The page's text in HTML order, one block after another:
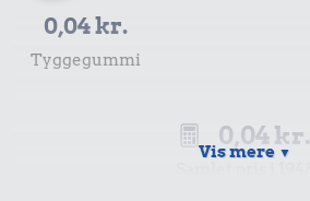
0,04 kr.
Tyggegummi
0,04 kr.
Vis mere ▼